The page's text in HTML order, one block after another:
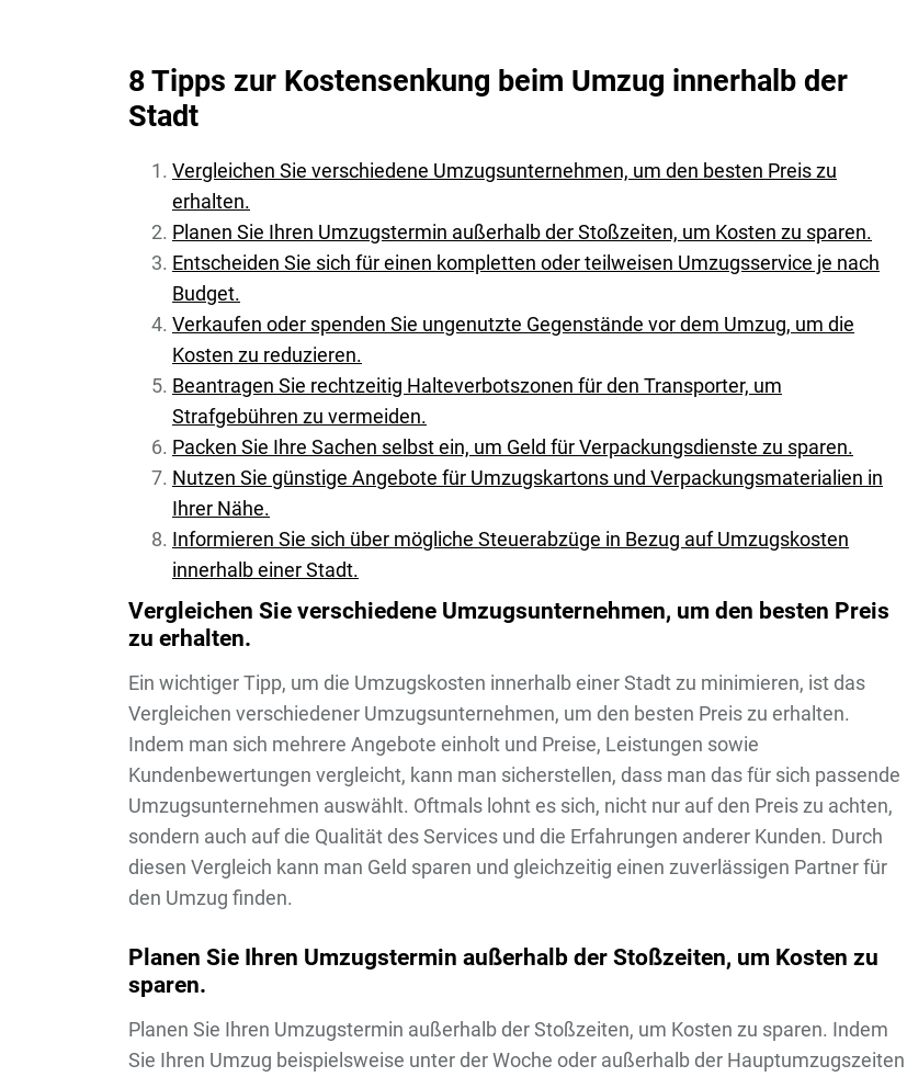
8 Tipps zur Kostensenkung beim Umzug innerhalb der
Stadt
Vergleichen Sie verschiedene Umzugsunternehmen, um den besten Preis zu
erhalten.
Planen Sie Ihren Umzugstermin außerhalb der Stoßzeiten, um Kosten zu sparen.
Entscheiden Sie sich für einen kompletten oder teilweisen Umzugsservice je nach
Budget.
Verkaufen oder spenden Sie ungenutzte Gegenstände vor dem Umzug, um die
Kosten zu reduzieren.
Beantragen Sie rechtzeitig Halteverbotszonen für den Transporter, um
Strafgebühren zu vermeiden.
Packen Sie Ihre Sachen selbst ein, um Geld für Verpackungsdienste zu sparen.
Nutzen Sie günstige Angebote für Umzugskartons und Verpackungsmaterialien in
Ihrer Nähe.
Informieren Sie sich über mögliche Steuerabzüge in Bezug auf Umzugskosten
innerhalb einer Stadt.
Vergleichen Sie verschiedene Umzugsunternehmen, um den besten Preis
zu erhalten.
Ein wichtiger Tipp, um die Umzugskosten innerhalb einer Stadt zu minimieren, ist das
Vergleichen verschiedener Umzugsunternehmen, um den besten Preis zu erhalten.
Indem man sich mehrere Angebote einholt und Preise, Leistungen sowie
Kundenbewertungen vergleicht, kann man sicherstellen, dass man das für sich passende
Umzugsunternehmen auswählt. Oftmals lohnt es sich, nicht nur auf den Preis zu achten,
sondern auch auf die Qualität des Services und die Erfahrungen anderer Kunden. Durch
diesen Vergleich kann man Geld sparen und gleichzeitig einen zuverlässigen Partner für
den Umzug finden.
Planen Sie Ihren Umzugstermin außerhalb der Stoßzeiten, um Kosten zu
sparen.
Planen Sie Ihren Umzugstermin außerhalb der Stoßzeiten, um Kosten zu sparen. Indem
Sie Ihren Umzug beispielsweise unter der Woche oder außerhalb der Hauptumzugszeiten